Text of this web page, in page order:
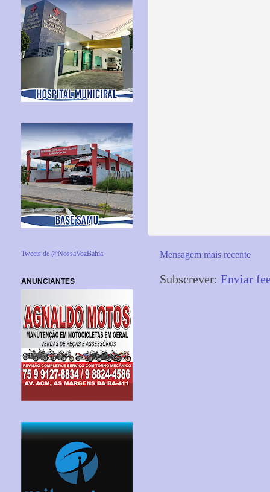
Mensagem mais recente
Subscrever: Enviar
Tweets de @NossaVozBahia
ANUNCIANTES